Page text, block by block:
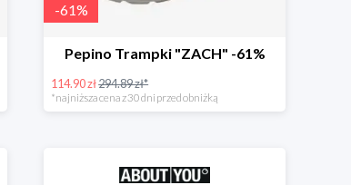
-61%
Pepino Trampki "ZACH" -61%
114.90 zł294.89 zł*
*najniższa cena z 30 dni przed obniżką